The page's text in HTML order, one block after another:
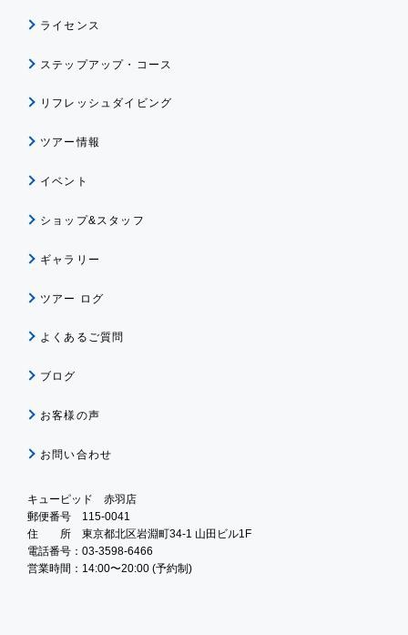
ライセンス
ステップアップ・コース
リフレッシュダイビング
ツアー情報
イベント
ショップ&スタッフ
ギャラリー
ツアー ログ
よくあるご質問
ブログ
お客様の声
お問い合わせ
キューピッド 赤羽店
郵便番号 115-0041
住 所 東京都北区岩淵町34-1 山田ビル1F
電話番号：03-3598-6466
営業時間：14:00〜20:00 (予約制)